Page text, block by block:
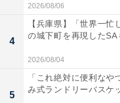
商品が届いているにも
由の1つは、うっかり忘
商品が届いたらすぐに受
開封して少し時間がた
あるでしょう。
2026/08/06
4
【兵庫県】「世界一
の城下町を再現したSA
2026/08/04
5
「これ絶対に便利な
み式ランドリーバスケ